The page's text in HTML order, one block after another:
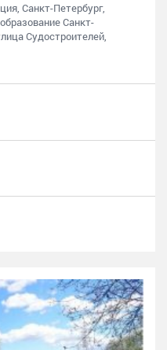
Санкт-Петербург,
Санкт-
Судостроителей,